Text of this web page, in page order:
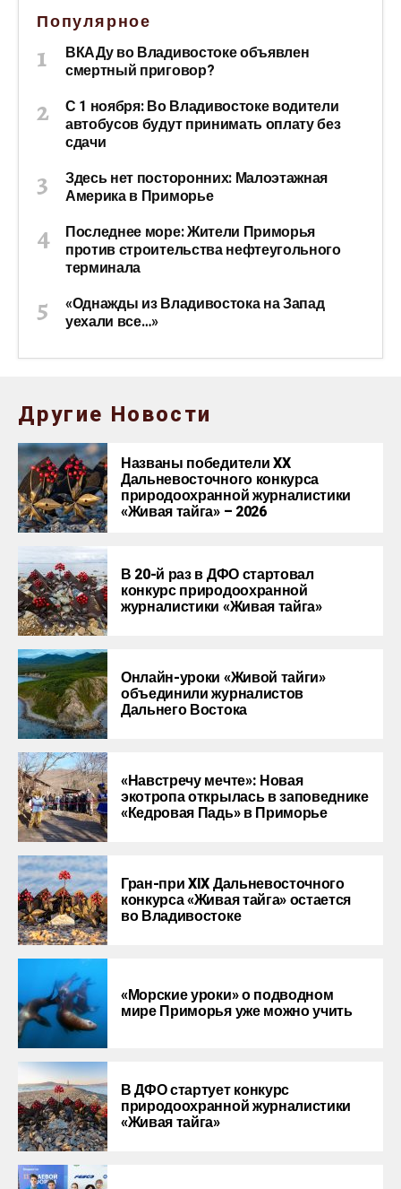
Популярное
ВКАДу во Владивостоке объявлен
смертный приговор?
С 1 ноября: Во Владивостоке водители
автобусов будут принимать оплату без
сдачи
Здесь нет посторонних: Малоэтажная
Америка в Приморье
Последнее море: Жители Приморья
против строительства нефтеугольного
терминала
«Однажды из Владивостока на Запад
уехали все…»
Другие Новости
Названы победители XX
Дальневосточного конкурса
природоохранной журналистики
«Живая тайга» – 2026
В 20-й раз в ДФО стартовал
конкурс природоохранной
журналистики «Живая тайга»
Онлайн-уроки «Живой тайги»
объединили журналистов
Дальнего Востока
«Навстречу мечте»: Новая
экотропа открылась в заповеднике
«Кедровая Падь» в Приморье
Гран-при XIX Дальневосточного
конкурса «Живая тайга» остается
во Владивостоке
«Морские уроки» о подводном
мире Приморья уже можно учить
В ДФО стартует конкурс
природоохранной журналистики
«Живая тайга»